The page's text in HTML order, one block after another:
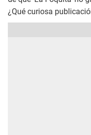
¿Qué curiosa